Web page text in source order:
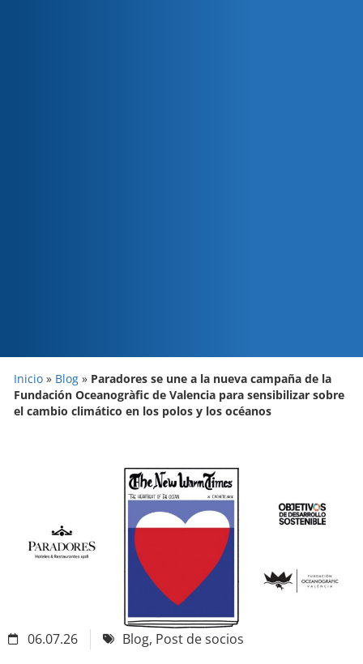
Inicio » Blog » Paradores se une a la nueva campaña de la
Fundación Oceanogràfic de Valencia para sensibilizar sobre
el cambio climático en los polos y los océanos
06.07.26 Blog, Post de socios